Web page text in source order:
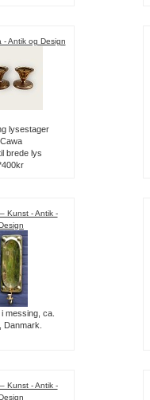
- Antik og Design
lysestager
Cawa
brede lys
Kunst - Antik -
messing, ca.
Danmark.
Kunst - Antik -